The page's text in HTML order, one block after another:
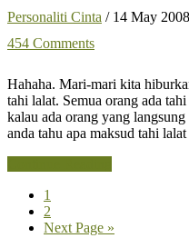
Horoskop
Personaliti Cinta / 14 May 2008
454 Comments
Hahaha. Mari-mari kita
tahi lalat. Semua orang ada
kalau ada orang yang
anda tahu apa maksud tahi
Page
1
Page
2
Go
Next Page »